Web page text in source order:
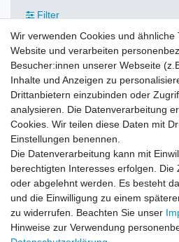
Filter
Zahlung und Versand
Barrierefreiheitserklärung
Vertrag widerrufen
Wir verwenden Cookies und
Website und verarbeiten
Besucher:innen unserer Webseite
Inhalte und Anzeigen zu
Drittanbietern einzubinden oder
analysieren. Die Datenverarbeitung
Cookies. Wir teilen diese Daten mit
Einstellungen benennen.
Die Datenverarbeitung kann mit
berechtigten Interesses erfolgen. Die
oder abgelehnt werden. Es besteht
und die Einwilligung zu einem
zu widerrufen. Beachten Sie unser
Hinweise zur Verwendung